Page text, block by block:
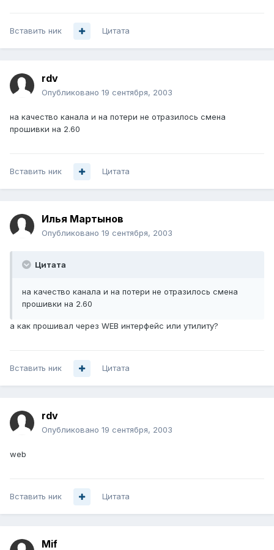
Вставить ник Цитата
rdv
Опубликовано 19 сентября, 2003
на качество канала и на потери не отразилось смена
прошивки на 2.60
Вставить ник Цитата
Илья Мартынов
Опубликовано 19 сентября, 2003
Цитата
на качество канала и на потери не отразилось смена
прошивки на 2.60
а как прошивал через WEB интерфейс или утилиту?
Вставить ник Цитата
rdv
Опубликовано 19 сентября, 2003
web
Вставить ник Цитата
Mif